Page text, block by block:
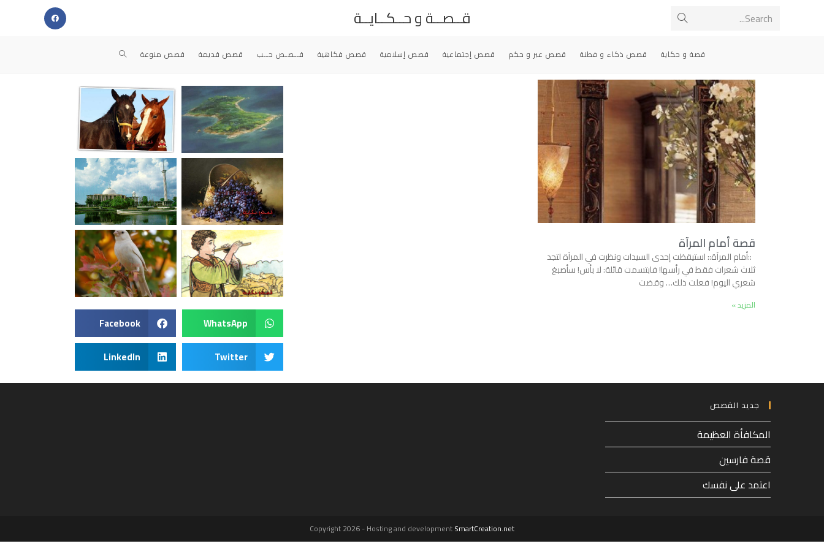
Search... قــصــة و حــكــايــة
قصة و حكاية قصص ذكاء و فطنة قصص عبر و حكم قصص إجتماعية قصص إسلامية قصص فكاهية قــصـص حــب قصص قديمة قصص منوعة
قصة أمام المرآة
::أمام المرآة:: استيقظت إحدى السيدات ونظرت في المرآة لتجد
ثلاث شعرات فقط في رأسها! فابتسمت قائلة: لا بأس! سأصبغ
شعري اليوم! فعلت ذلك… وقضت
المزيد »
WhatsApp
Facebook
Twitter
LinkedIn
جديد القصص
المكافأة العظيمة
قصة فارسين
اعتمد على نفسك
Copyright 2026 - Hosting and developmentSmartCreation.net